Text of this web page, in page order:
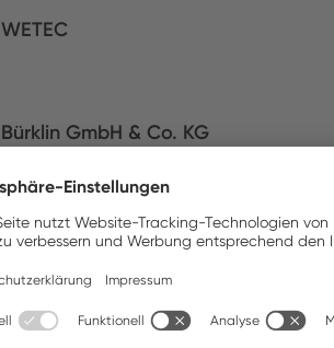
WETEC
Bürklin GmbH & Co. KG
MATEDEX SA